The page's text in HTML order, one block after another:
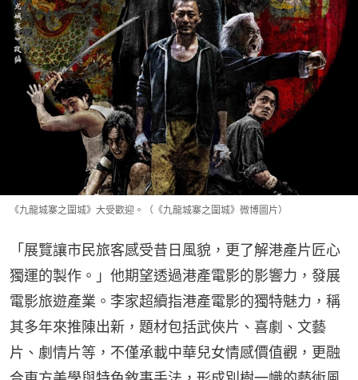
《九龍城寨之圍城》大受歡迎。（《九龍城寨之圍城》微博圖片）
「展覽讓市民旅客感受昔日風貌，更了解港產片匠心
獨運的製作。」他期望透過港產電影的影響力，發展
電影旅遊產業。李家超續指港產電影的獨特魅力，稱
其多年來推陳出新，題材包括武俠片、喜劇、文藝
片、劇情片等，不僅承載中華兒女情感價值觀，更融